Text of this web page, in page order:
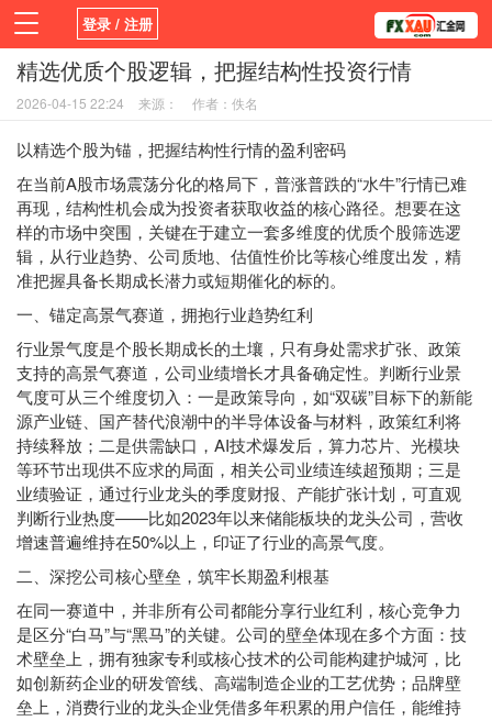
登录 / 注册
首页 新闻 观点 货币
平台
指标EA 书籍
精选优质个股逻辑，把握结构性投资行情
2026-04-15 22:24 来源： 作者：佚名
以精选个股为锚，把握结构性行情的盈利密码
在当前A股市场震荡分化的格局下，普涨普跌的“水牛”行情已难
再现，结构性机会成为投资者获取收益的核心路径。想要在这
样的市场中突围，关键在于建立一套多维度的优质个股筛选逻
辑，从行业趋势、公司质地、估值性价比等核心维度出发，精
准把握具备长期成长潜力或短期催化的标的。
一、锚定高景气赛道，拥抱行业趋势红利
行业景气度是个股长期成长的土壤，只有身处需求扩张、政策
支持的高景气赛道，公司业绩增长才具备确定性。判断行业景
气度可从三个维度切入：一是政策导向，如“双碳”目标下的新能
源产业链、国产替代浪潮中的半导体设备与材料，政策红利将
持续释放；二是供需缺口，AI技术爆发后，算力芯片、光模块
等环节出现供不应求的局面，相关公司业绩连续超预期；三是
业绩验证，通过行业龙头的季度财报、产能扩张计划，可直观
判断行业热度——比如2023年以来储能板块的龙头公司，营收
增速普遍维持在50%以上，印证了行业的高景气度。
二、深挖公司核心壁垒，筑牢长期盈利根基
在同一赛道中，并非所有公司都能分享行业红利，核心竞争力
是区分“白马”与“黑马”的关键。公司的壁垒体现在多个方面：技
术壁垒上，拥有独家专利或核心技术的公司能构建护城河，比
如创新药企业的研发管线、高端制造企业的工艺优势；品牌壁
垒上，消费行业的龙头企业凭借多年积累的用户信任，能维持